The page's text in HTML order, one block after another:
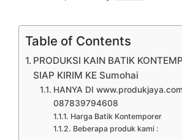
Table of Contents
PRODUKSI KAIN BATIK
SIAP KIRIM KE Sumohai
HANYA DI
087839794608
Harga Batik Kontemporer
Beberapa produk kami :